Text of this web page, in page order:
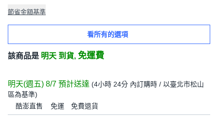
節省金額基準
看所有的選項
該商品是 明天 到貨, 免運費
明天(週五) 8/7 預計送達 (4小時 24分 內訂購時 / 以臺北市松山
區為基準)
酷澎直售 免運 免費退貨